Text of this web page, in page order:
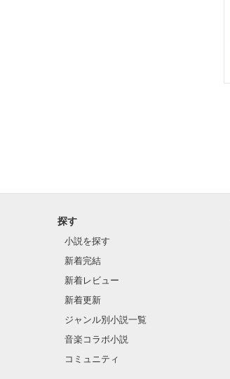
探す
小説を探す
新着完結
新着レビュー
新着更新
ジャンル別小説一覧
音楽コラボ小説
コミュニティ